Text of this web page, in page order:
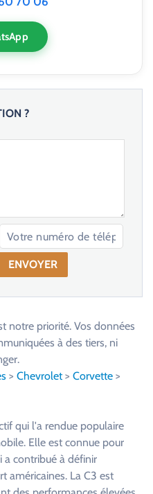
?
notre priorité. Vos données
à des tiers, ni
> Chevrolet> Corvette >
qui l'a rendue populaire
Elle est connue pour
a contribué à définir
américaines. La C3 est